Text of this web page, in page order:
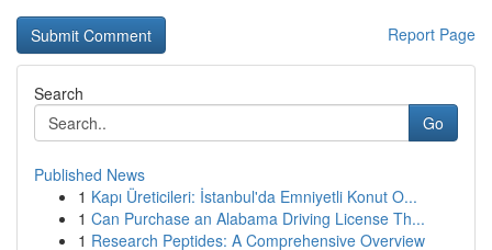
Report Page
Search
Go
Published News
1 Kapı Üreticileri: İstanbul'da Emniyetli Konut O...
1 Can Purchase an Alabama Driving License Th...
1 Research Peptides: A Comprehensive Overview